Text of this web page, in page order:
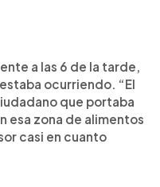
a las 6 de la tarde,
ocurriendo. “El
que portaba
esa zona de alimentos
casi en cuanto